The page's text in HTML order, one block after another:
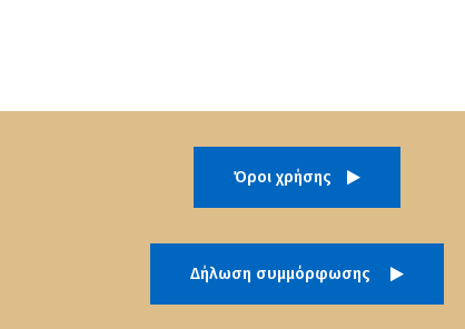
Όροι χρήσης
Δήλωση συμμόρφωσης